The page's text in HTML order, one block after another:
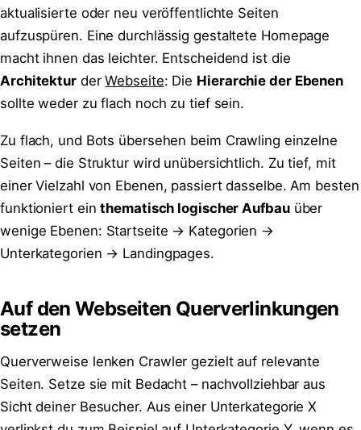
aktualisierte oder neu veröffentlichte Seiten
aufzuspüren. Eine durchlässig gestaltete Homepage
macht ihnen das leichter. Entscheidend ist die
ArchitekturderWebseite: Die Hierarchie der Ebenen
sollte weder zu flach noch zu tief sein.
Zu flach, und Bots übersehen beim Crawling einzelne
Seiten – die Struktur wird unübersichtlich. Zu tief, mit
einer Vielzahl von Ebenen, passiert dasselbe. Am besten
funktioniert einthematisch logischer Aufbauüber
wenige Ebenen: Startseite → Kategorien →
Unterkategorien → Landingpages.
Auf den Webseiten Querverlinkungen
setzen
Querverweise lenken Crawler gezielt auf relevante
Seiten. Setze sie mit Bedacht – nachvollziehbar aus
Sicht deiner Besucher. Aus einer Unterkategorie X